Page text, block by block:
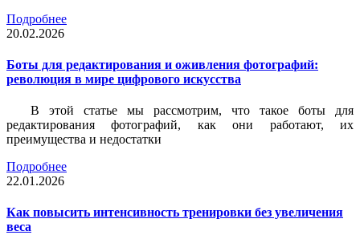
Подробнее
20.02.2026
Боты для редактирования и оживления фотографий:
революция в мире цифрового искусства
В этой статье мы рассмотрим, что такое боты для
редактирования фотографий, как они работают, их
преимущества и недостатки
Подробнее
22.01.2026
Как повысить интенсивность тренировки без увеличения
веса